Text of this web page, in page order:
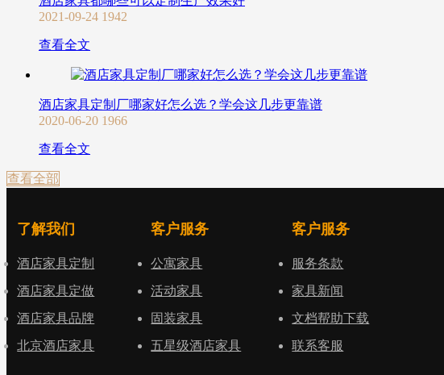
2021-09-24 1942
查看全文
酒店家具定制厂哪家好怎么选？学会这几步更靠谱
2020-06-20 1966
查看全文
查看全部
了解我们
酒店家具定制
酒店家具定做
酒店家具品牌
北京酒店家具
客户服务
公寓家具
活动家具
固装家具
五星级酒店家具
客户服务
服务条款
家具新闻
文档帮助下载
联系客服